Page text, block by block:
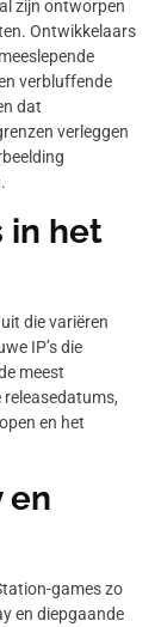
zijn ontworpen
Ontwikkelaars
verbluffende
dat
verleggen
in het
die variëren
IP’s die
meest
en het
en
games zo
en diepgaande